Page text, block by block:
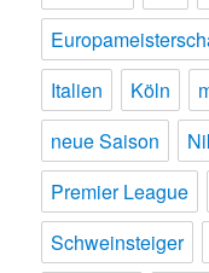
Italien
Köln
neue Saison
Premier League
Schweinsteiger